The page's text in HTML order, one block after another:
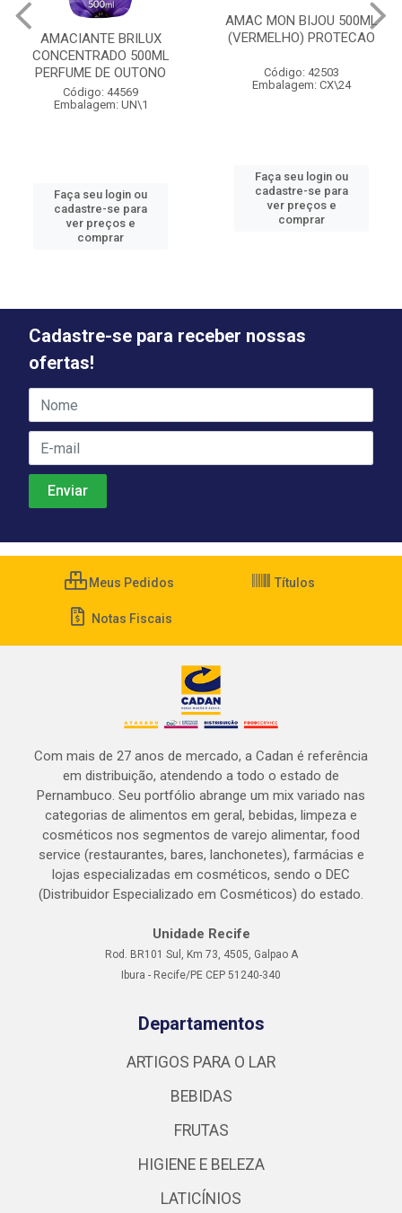
AMACIANTE BRILUX
CONCENTRADO 500ML
PERFUME DE OUTONO
Código: 44569
Embalagem: UN\1
Faça seu login ou
cadastre-se para
ver preços e
comprar
AMAC MON BIJOU 500ML
(VERMELHO) PROTECAO
Código: 42503
Embalagem: CX\24
Faça seu login ou
cadastre-se para
ver preços e
comprar
Cadastre-se para receber nossas
ofertas!
Meus Pedidos Títulos
Notas Fiscais
Com mais de 27 anos de mercado, a Cadan é referência
em distribuição, atendendo a todo o estado de
Pernambuco. Seu portfólio abrange um mix variado nas
categorias de alimentos em geral, bebidas, limpeza e
cosméticos nos segmentos de varejo alimentar, food
service (restaurantes, bares, lanchonetes), farmácias e
lojas especializadas em cosméticos, sendo o DEC
(Distribuidor Especializado em Cosméticos) do estado.
Unidade Recife
Rod. BR101 Sul, Km 73, 4505, Galpao A
Ibura - Recife/PE CEP 51240-340
Departamentos
ARTIGOS PARA O LAR
BEBIDAS
FRUTAS
HIGIENE E BELEZA
LATICÍNIOS